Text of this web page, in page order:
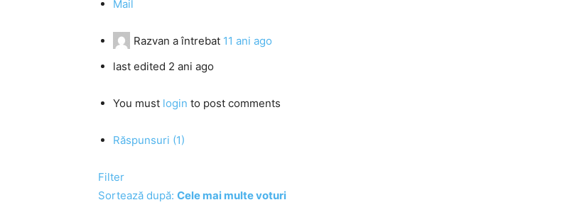
Mail
Razvan a întrebat 11 ani ago
last edited 2 ani ago
You must login to post comments
Răspunsuri (1)
Filter
Sortează după: Cele mai multe voturi